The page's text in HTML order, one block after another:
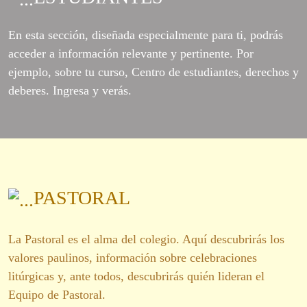
En esta sección, diseñada especialmente para ti, podrás
acceder a información relevante y pertinente. Por
ejemplo, sobre tu curso, Centro de estudiantes, derechos y
deberes. Ingresa y verás.
PASTORAL
La Pastoral es el alma del colegio. Aquí descubrirás los
valores paulinos, información sobre celebraciones
litúrgicas y, ante todos, descubrirás quién lideran el
Equipo de Pastoral.